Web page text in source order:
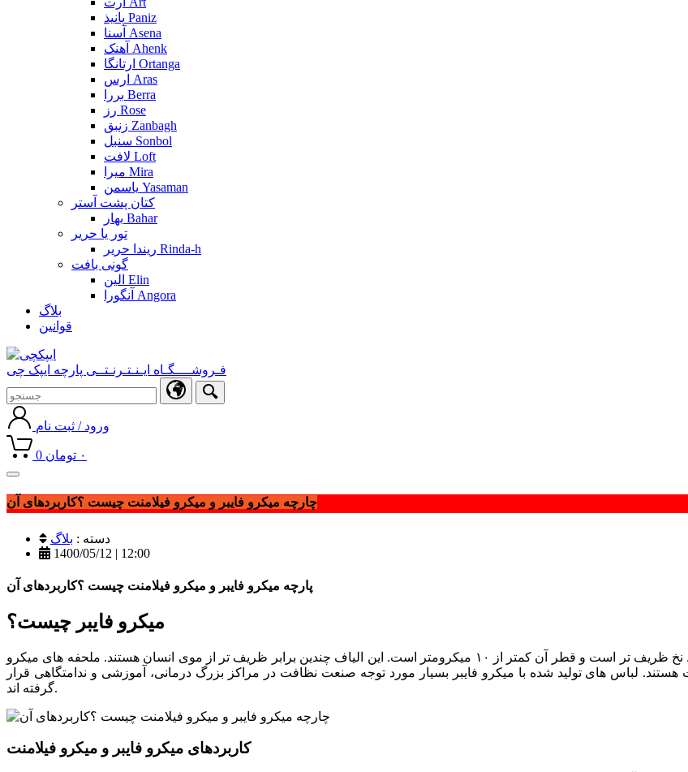
پانیذ Paniz
آسنا Asena
آهنک Ahenk
ارتانگا Ortanga
ارس Aras
بررا Berra
رز Rose
زنبق Zanbagh
سنبل Sonbol
لافت Loft
میرا Mira
یاسمن Yasaman
کتان پشت آستر
بهار Bahar
تور یا حریر
ریندا حریر Rinda-h
گونی بافت
الین Elin
آنگورا Angora
بلاگ
قوانین
فـروشــــگـاه ایـنـتـرنـتــی پارچه ایپک چی
ورود / ثبت نام
0 ۰ تومان
Toggle
navigation
چارچه میکرو فایبر و میکرو فیلامنت چیست ؟کاربردهای آن
دسته : بلاگ
1400/05/12 | 12:00
پارچه میکرو فایبر و میکرو فیلامنت چیست ؟کاربردهای آن
میکرو فایبر چیست؟
که از ۱ دنیر یا ۱ دسی تکس / نخ ظریف تر است و قطر آن کمتر از ۱۰ میکرومتر است. این الیاف چندین برابر ظریف تر از موی انسان هستند. ملحفه های میکرو
لباس های تولید شده با میکرو فایبر بسیار مورد توجه صنعت نظافت در مراکز بزرگ درمانی، آموزشی و ندامتگاهی قرار
گرفته اند.
کاربردهای میکرو فایبر و میکرو فیلامنت